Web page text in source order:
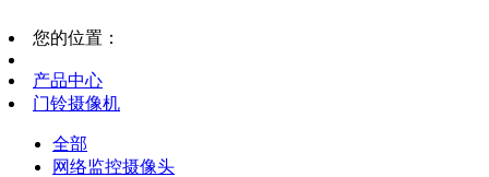
您的位置：
产品中心
门铃摄像机
全部
网络监控摄像头